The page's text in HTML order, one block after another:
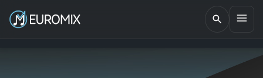
EUROMIX
אתר הבית של האירוויזיון בישראל